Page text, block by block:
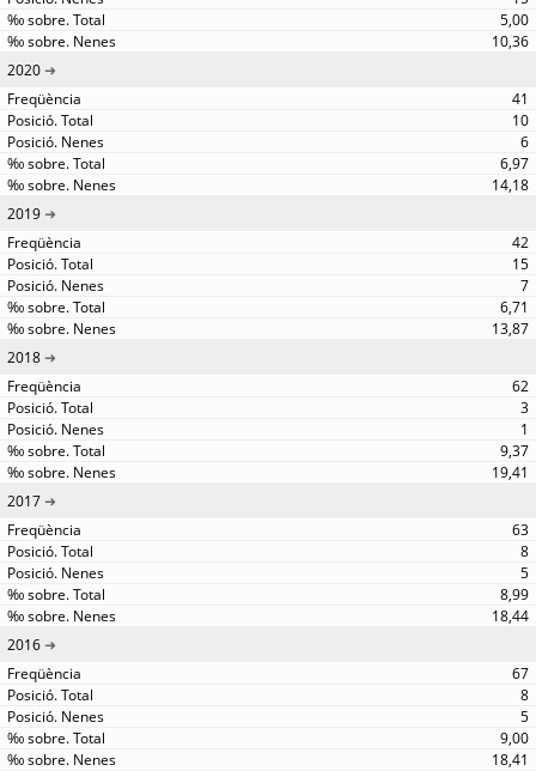
5,00
10,36
2020
41
10
6
6,97
14,18
2019
42
15
7
6,71
13,87
2018
62
3
1
9,37
19,41
2017
63
8
5
8,99
18,44
2016
67
8
5
9,00
18,41